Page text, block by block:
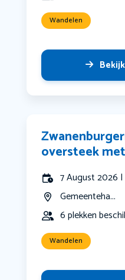
Wandelen
oversteek
7 August 2026 |
Gemeenteha...
6 plekken
Wandelen